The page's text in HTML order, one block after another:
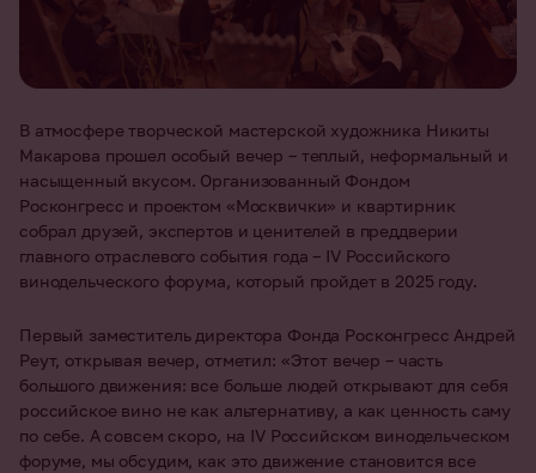
В атмосфере творческой мастерской художника Никиты
Макарова прошел особый вечер – теплый, неформальный и
насыщенный вкусом. Организованный Фондом
Росконгресс и проектом «Москвички» и квартирник
собрал друзей, экспертов и ценителей в преддверии
главного отраслевого события года – IV Российского
винодельческого форума, который пройдет в 2025 году.
Первый заместитель директора Фонда Росконгресс Андрей
Реут, открывая вечер, отметил: «Этот вечер – часть
большого движения: все больше людей открывают для себя
российское вино не как альтернативу, а как ценность саму
по себе. А совсем скоро, на IV Российском винодельческом
форуме, мы обсудим, как это движение становится все